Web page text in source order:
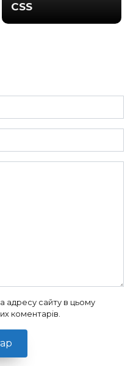
CSS
адресу сайту в цьому
коментарів.